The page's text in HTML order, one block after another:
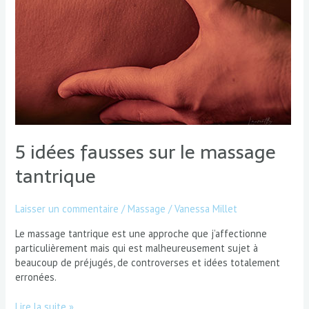
5 idées fausses sur le massage
tantrique
Laisser un commentaire / Massage /Vanessa Millet
Le massage tantrique est une approche que j’affectionne
particulièrement mais qui est malheureusement sujet à
beaucoup de préjugés, de controverses et idées totalement
erronées.
Lire la suite »